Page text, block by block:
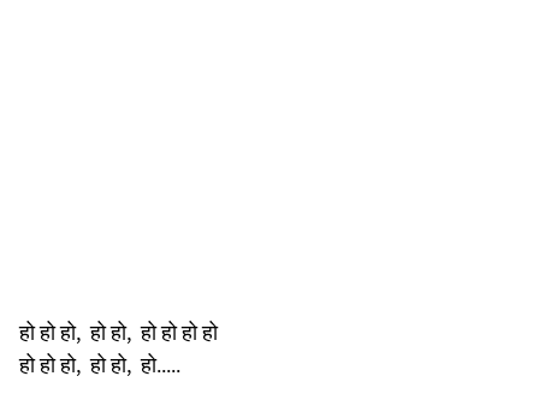
हो हो हो, हो हो, हो हो हो हो
हो हो हो, हो हो, हो.....